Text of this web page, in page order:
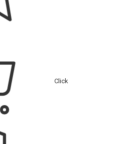
Click